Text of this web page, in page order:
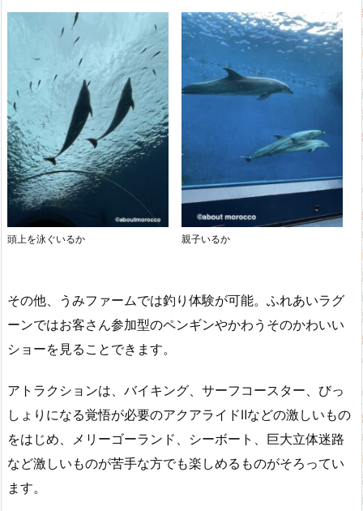
頭上を泳ぐいるか 親子いるか
その他、うみファームでは釣り体験が可能。ふれあいラグ
ーンではお客さん参加型のペンギンやかわうそのかわいい
ショーを見ることできます。
アトラクションは、バイキング、サーフコースター、びっ
しょりになる覚悟が必要のアクアライドⅡなどの激しいもの
をはじめ、メリーゴーランド、シーボート、巨大立体迷路
など激しいものが苦手な方でも楽しめるものがそろってい
ます。